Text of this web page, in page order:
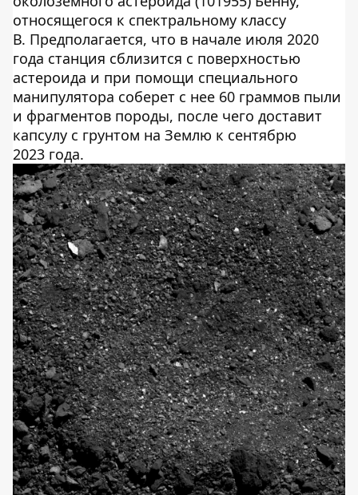
относящегося к спектральному классу
В. Предполагается, что в начале июля 2020
года станция сблизится с поверхностью
астероида и при помощи специального
манипулятора соберет с нее 60 граммов пыли
и фрагментов породы, после чего доставит
капсулу с грунтом на Землю к сентябрю
2023 года.